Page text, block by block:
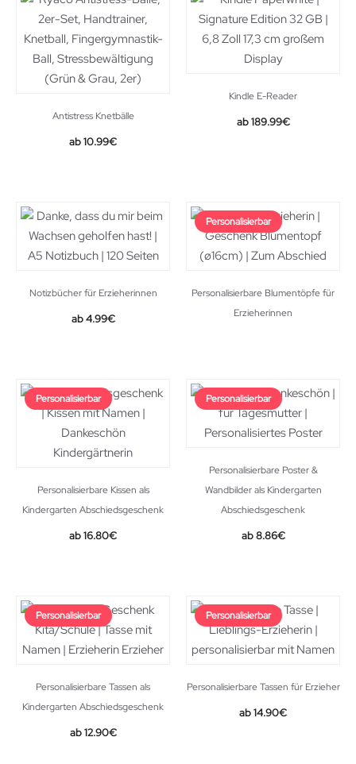
Antistress Knetbälle
Original
10.99€Current
Kindle E-Reader
189.99€
Notizbücher für Erzieherinnen
4.99€
Personalisierbar
Personalisierbare Blumentöpfe für
Erzieherinnen
Personalisierbar
Personalisierbare Kissen als
Kindergarten Abschiedsgeschenk
16.80€
Personalisierbar
Personalisierbare Poster &
Wandbilder als Kindergarten
Abschiedsgeschenk
8.86€
Personalisierbar
Personalisierbare Tassen als
Kindergarten Abschiedsgeschenk
12.90€
Personalisierbar
Personalisierbare Tassen für Erzieher
14.90€